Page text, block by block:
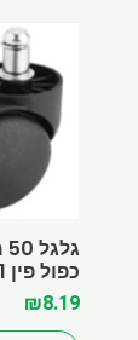
כפול פין 11
₪8.19